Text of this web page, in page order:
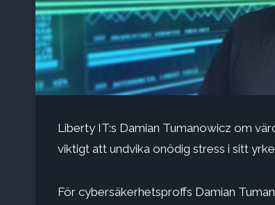
Liberty IT:s Damian Tumanowicz om
viktigt att undvika onödig stress i sitt
För cybersäkerhetsproffs Damian